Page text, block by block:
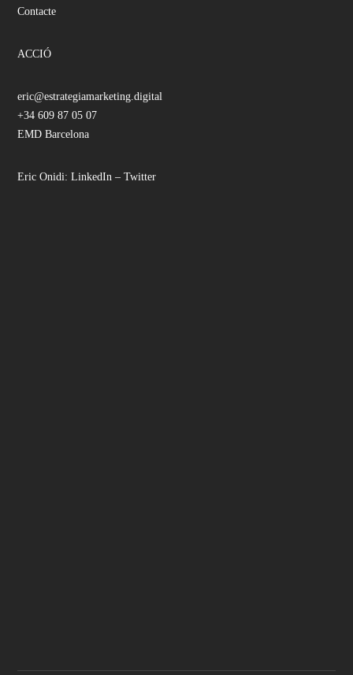
Contacte
ACCIÓ
eric@estrategiamarketing.digital
+34 609 87 05 07
EMD Barcelona
Eric Onidi:LinkedIn –Twitter